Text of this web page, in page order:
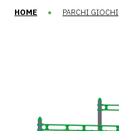
HOME PARCHI GIOCHI